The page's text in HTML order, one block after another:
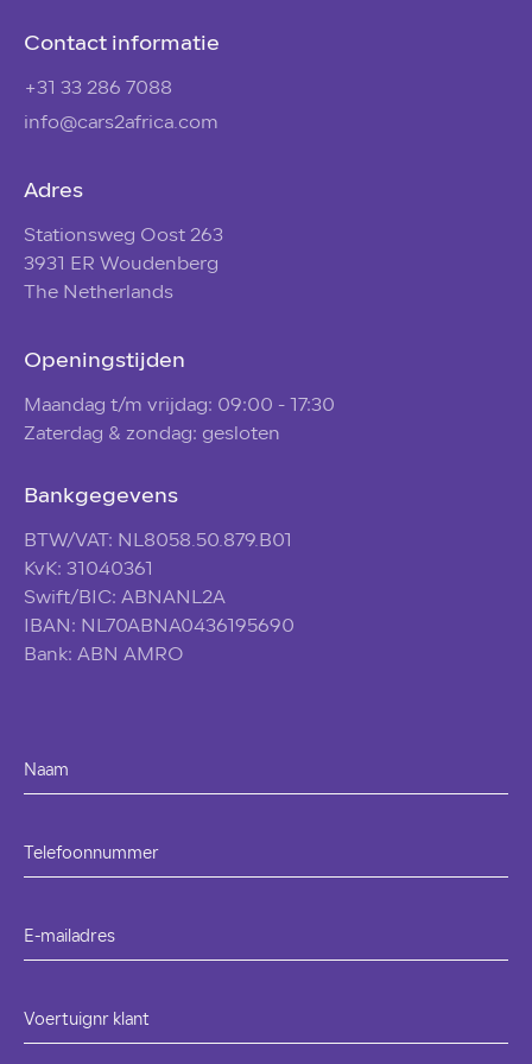
Contact informatie
+31 33 286 7088
info@cars2africa.com
Adres
Stationsweg Oost 263
3931 ER Woudenberg
The Netherlands
Openingstijden
Maandag t/m vrijdag: 09:00 - 17:30
Zaterdag & zondag: gesloten
Bankgegevens
BTW/VAT: NL8058.50.879.B01
KvK: 31040361
Swift/BIC: ABNANL2A
IBAN: NL70ABNA0436195690
Bank: ABN AMRO
Naam
Telefoonnummer
E-mailadres
Voertuignr klant